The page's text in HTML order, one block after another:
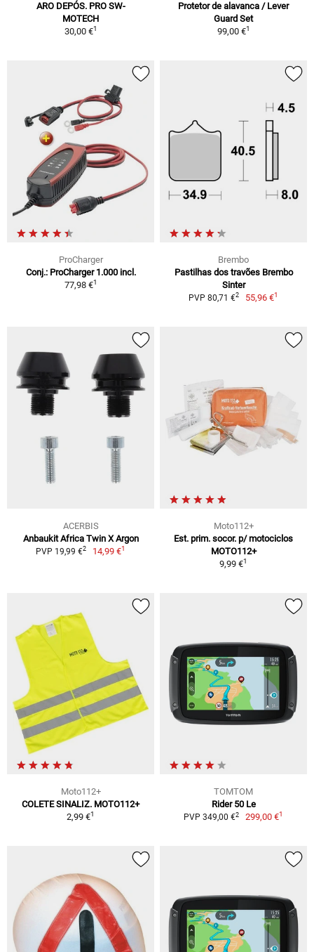
ARO DEPÓS. PRO SW-
MOTECH
30,00 €1
Protetor de alavanca / Lever
Guard Set
99,00 €1
ProCharger
Conj.: ProCharger 1.000 incl.
77,98 €1
Brembo
Pastilhas dos travões Brembo
Sinter
PVP 80,71 €2 55,96 €1
ACERBIS
Anbaukit Africa Twin X Argon
PVP 19,99 €2 14,99 €1
Moto112+
Est. prim. socor. p/ motociclos
MOTO112+
9,99 €1
Moto112+
COLETE SINALIZ. MOTO112+
2,99 €1
TOMTOM
Rider 50 Le
PVP 349,00 €2 299,00 €1